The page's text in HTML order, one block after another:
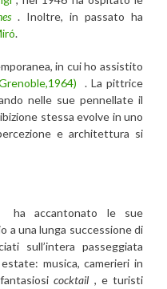
. Inoltre, in passato ha
.
in cui ho assistito
. La pittrice
nelle sue pennellate il
stessa evolve in uno
e architettura si
accantonato le sue
a una lunga successione di
sull’intera passeggiata
musica, camerieri in
cocktail , e turisti